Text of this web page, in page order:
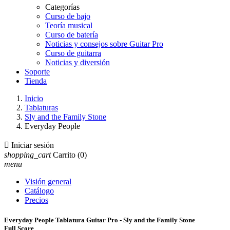
Categorías
Curso de bajo
Teoría musical
Curso de batería
Noticias y consejos sobre Guitar Pro
Curso de guitarra
Noticias y diversión
Soporte
Tienda
Inicio
Tablaturas
Sly and the Family Stone
Everyday People
 Iniciar sesión
shopping_cart Carrito (0)
menu
Visión general
Catálogo
Precios
Everyday People Tablatura Guitar Pro - Sly and the Family Stone
Full Score